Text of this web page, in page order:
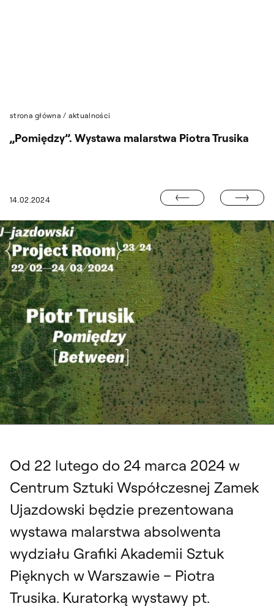
strona główna / aktualności
14.02.2024
„Pomiędzy”. Wystawa malarstwa Piotra Trusika
WYSTAWA AGNIESZKI ZAWISZY W DIAL GALLERY
„Pomiędzy”, wystawa malarstwa Piotra Trusika, 22 lutego – 24 marca 2024,
Centrum Sztuki Współczesnej Zamek Ujazdowski. Identyfikacja wizualna:
Julia Lipiec
Od 22 lutego do 24 marca 2024 w
Centrum Sztuki Współczesnej Zamek
Ujazdowski będzie prezentowana
wystawa malarstwa absolwenta
wydziału Grafiki Akademii Sztuk
Pięknych w Warszawie – Piotra
Trusika. Kuratorką wystawy pt.